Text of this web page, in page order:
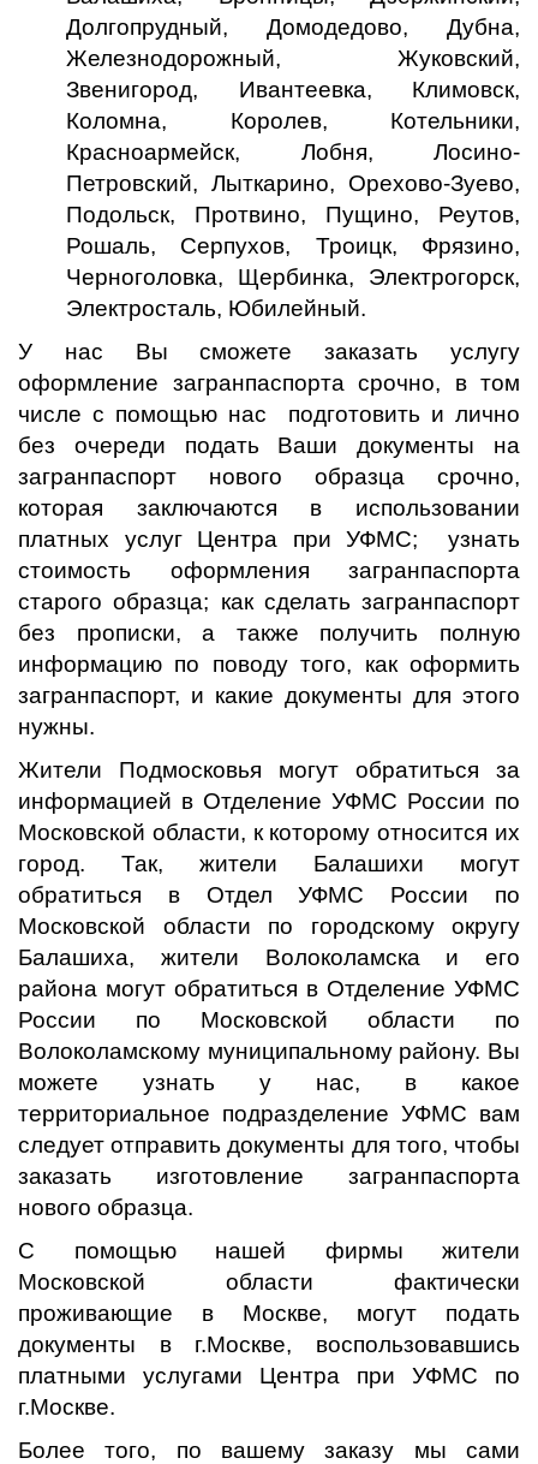
Долгопрудный, Домодедово, Дубна,
Железнодорожный, Жуковский,
Звенигород, Ивантеевка, Климовск,
Коломна, Королев, Котельники,
Красноармейск, Лобня, Лосино-
Петровский, Лыткарино, Орехово-Зуево,
Подольск, Протвино, Пущино, Реутов,
Рошаль, Серпухов, Троицк, Фрязино,
Черноголовка, Щербинка, Электрогорск,
Электросталь, Юбилейный.
У нас Вы сможете заказать услугу
оформление загранпаспорта срочно, в том
числе с помощью нас подготовить и лично
без очереди подать Ваши документы на
загранпаспорт нового образца срочно,
которая заключаются в использовании
платных услуг Центра при УФМС; узнать
стоимость оформления загранпаспорта
старого образца; как сделать загранпаспорт
без прописки, а также получить полную
информацию по поводу того, как оформить
загранпаспорт, и какие документы для этого
нужны.
Жители Подмосковья могут обратиться за
информацией в Отделение УФМС России по
Московской области, к которому относится их
город. Так, жители Балашихи могут
обратиться в Отдел УФМС России по
Московской области по городскому округу
Балашиха, жители Волоколамска и его
района могут обратиться в Отделение УФМС
России по Московской области по
Волоколамскому муниципальному району. Вы
можете узнать у нас, в какое
территориальное подразделение УФМС вам
следует отправить документы для того, чтобы
заказать изготовление загранпаспорта
нового образца.
С помощью нашей фирмы жители
Московской области фактически
проживающие в Москве, могут подать
документы в г.Москве, воспользовавшись
платными услугами Центра при УФМС по
г.Москве.
Более того, по вашему заказу мы сами